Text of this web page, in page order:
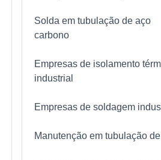
Solda em tubulação de aço
carbono
Empresas de isolamento
industrial
Empresas de soldagem
Manutenção em tubulação